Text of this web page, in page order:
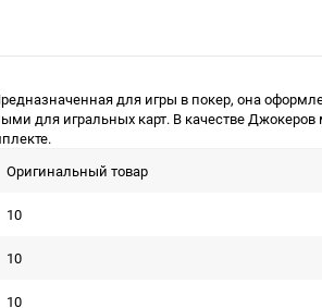
для игры в покер, она
для игральных карт. В качестве
Оригинальный товар
10
10
10